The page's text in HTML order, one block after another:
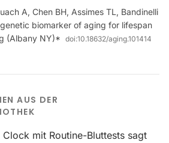
A, Chen BH, Assimes TL, Bandinelli
biomarker of aging for lifespan
(Albany NY)* doi:10.18632/aging.101414
AUS DER
mit Routine-Bluttests sagt